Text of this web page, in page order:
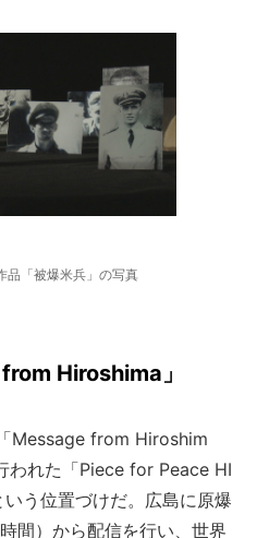
品「被爆米兵」の写真
Hiroshima」
Message from Hiroshim
われた「Piece for Peace HI
う位置づけだ。広島に原爆
間）から配信を行い、世界